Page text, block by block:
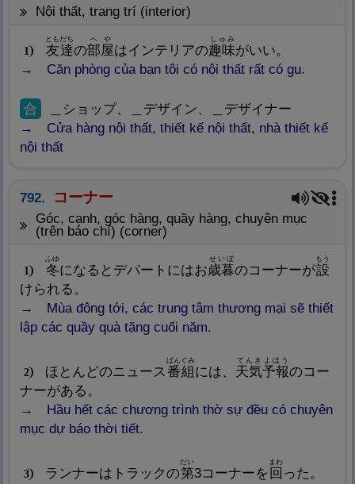
nội thất, trang trí (interior)
1 友達
ともだち
の部屋
へや
はインテリアの趣味
しゅみ
がいい。
Căn phòng của bạn tôi có nội thất rất có gu.
合
Nghĩa: Hợp, vừa ý, hợp lại
＿ショップ、＿デザイン、＿デザイナー
Cửa hàng nội thất, thiết kế nội thất, nhà thiết kế
nội thất
792. コーナー
góc, cạnh, góc hàng, quầy hàng, chuyên mục
(trên báo chí) (corner)
1 冬
ふゆ
になるとデパートにはお歳暮
Nghĩa: Chiều tối, lặn (mặt trời),
せいぼ
のコーナーが設
もう
けられる。
Mùa đông tới, các trung tâm thương mại sẽ thiết
lập các quầy quà tặng cuối năm.
2 ほとんどのニュース番組
ばんぐみ
には、 天気
Nghĩa: Không khí, khí chất; khí
てんき
予報
よほう
のコー
ナーがある。
Hầu hết các chương trình thờ sự đều có chuyên
mục dự báo thời tiết.
3 ランナーはトラックの第
だい
3コーナーを 回
まわ
った。